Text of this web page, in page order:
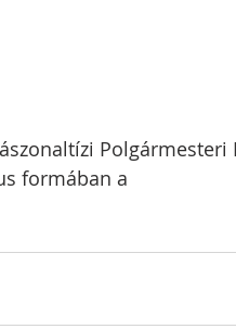
Polgármesteri
formában a